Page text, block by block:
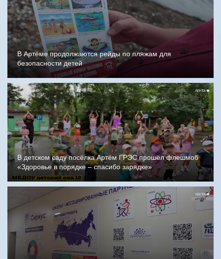
В Артёме продолжаются рейды по пляжам для
безопасности детей
В детском саду посёлка Артём ГРЭС прошёл флешмоб
«Здоровье в порядке – спасибо зарядке»